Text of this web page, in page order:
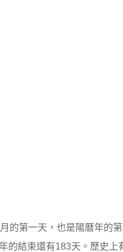
的第一天，也是陽曆年的
的結束還有183天。歷史上